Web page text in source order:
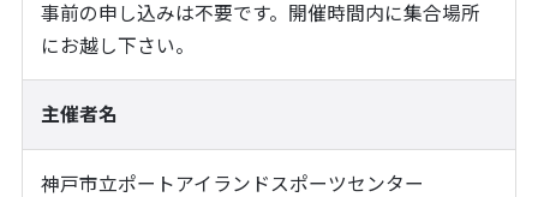
事前の申し込みは不要です。開催時間内に集合場所
にお越し下さい。
主催者名
神戸市立ポートアイランドスポーツセンター